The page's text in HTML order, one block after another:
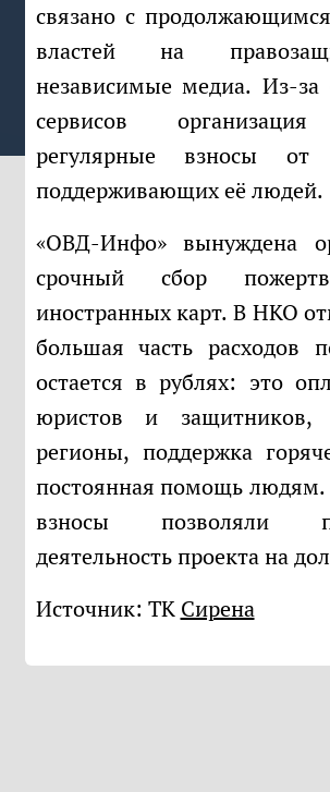
связано с
властей на
независимые медиа. Из-за
сервисов
регулярные взносы
поддерживающих её людей.
«ОВД-Инфо» вынуждена организовать
срочный сбор
иностранных карт. В НКО
большая часть расходов
остается в рублях: это
юристов и защитников,
регионы, поддержка
постоянная помощь людям.
взносы позволяли
деятельность проекта на
Источник: ТК Сирена